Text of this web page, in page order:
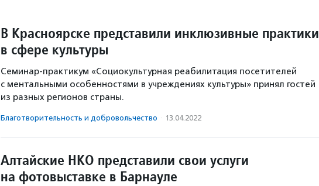
В Красноярске представили инклюзивные практики
в сфере культуры
Семинар-практикум «Социокультурная реабилитация посетителей
с ментальными особенностями в учреждениях культуры» принял гостей
из разных регионов страны.
Благотвори­тель­ность и доброволь­чест­во · 13.04.2022
Алтайские НКО представили свои услуги
на фотовыставке в Барнауле